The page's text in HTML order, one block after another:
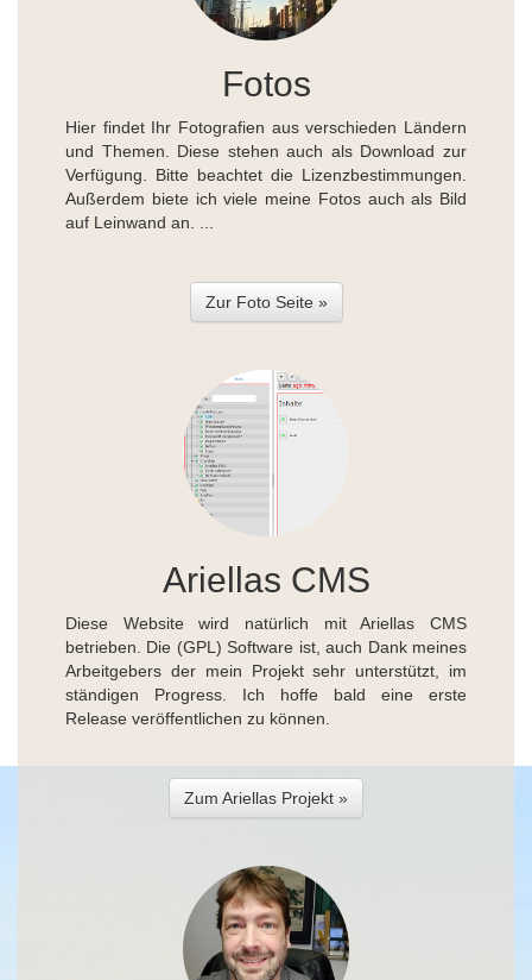
Fotos
Hier findet Ihr Fotografien aus verschieden Ländern
und Themen. Diese stehen auch als Download zur
Verfügung. Bitte beachtet die Lizenzbestimmungen.
Außerdem biete ich viele meine Fotos auch als Bild
auf Leinwand an. ...
Zur Foto Seite »
Ariellas CMS
Diese Website wird natürlich mit Ariellas CMS
betrieben. Die (GPL) Software ist, auch Dank meines
Arbeitgebers der mein Projekt sehr unterstützt, im
ständigen Progress. Ich hoffe bald eine erste
Release veröffentlichen zu können.
Zum Ariellas Projekt »